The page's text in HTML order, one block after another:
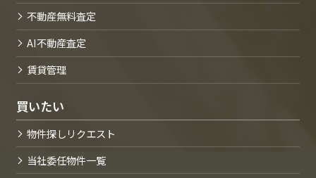
不動産無料査定
AI不動産査定
賃貸管理
買いたい
物件探しリクエスト
当社委任物件一覧